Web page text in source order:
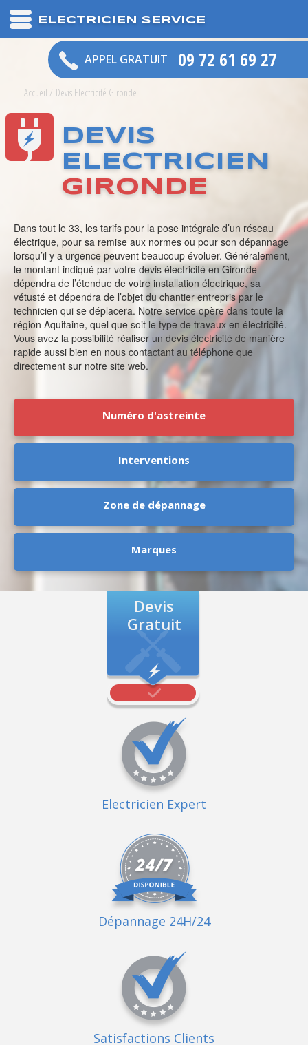
ELECTRICIEN SERVICE
APPEL GRATUIT 09 72 61 69 27
Accueil / Devis Electricité Gironde
DEVIS
ELECTRICIEN
GIRONDE
Dans tout le 33, les tarifs pour la pose intégrale d’un réseau
électrique, pour sa remise aux normes ou pour son dépannage
lorsqu’il y a urgence peuvent beaucoup évoluer. Généralement,
le montant indiqué par votre devis électricité en Gironde
dépendra de l’étendue de votre installation électrique, sa
vétusté et dépendra de l’objet du chantier entrepris par le
technicien qui se déplacera. Notre service opère dans toute la
région Aquitaine, quel que soit le type de travaux en électricité.
Vous avez la possibilité réaliser un devis électricité de manière
rapide aussi bien en nous contactant au téléphone que
directement sur notre site web.
Numéro d'astreinte
Interventions
Zone de dépannage
Marques
Devis
Gratuit
Electricien Expert
Dépannage 24H/24
Satisfactions Clients